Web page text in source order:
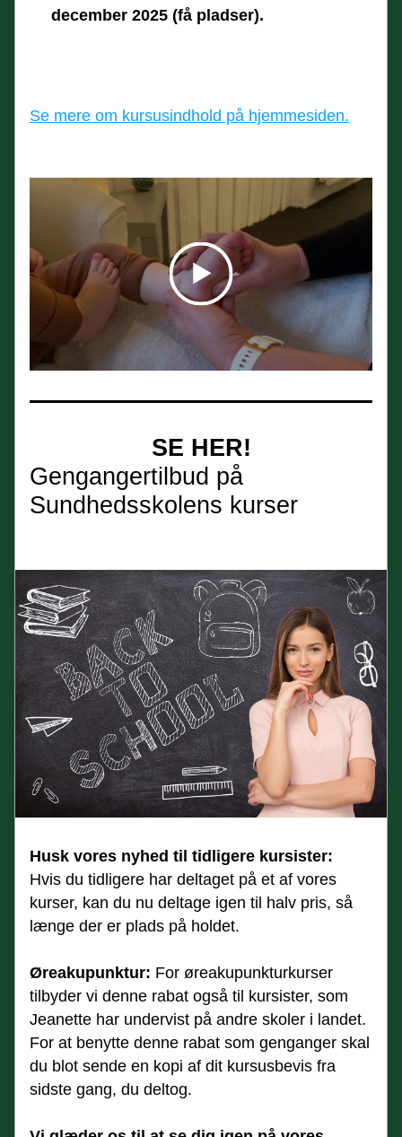
december 2025 (få pladser).
Se mere om kursusindhold på hjemmesiden.
SE HER!
Gengangertilbud på
Sundhedsskolens kurser
Husk vores nyhed til tidligere kursister:
Hvis du tidligere har deltaget på et af vores
kurser, kan du nu deltage igen til halv pris, så
længe der er plads på holdet.
Øreakupunktur: For øreakupunkturkurser
tilbyder vi denne rabat også til kursister, som
Jeanette har undervist på andre skoler i landet.
For at benytte denne rabat som genganger skal
du blot sende en kopi af dit kursusbevis fra
sidste gang, du deltog.